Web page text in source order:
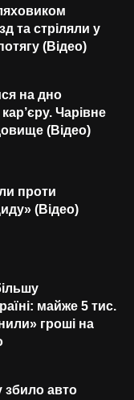
та стріляли у
(Відео)
на дно
Чарівне
(Відео)
проти
(Відео)
майже 5 тис.
гроші на
збило авто